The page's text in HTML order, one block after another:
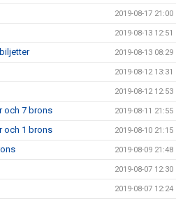
2019-08-17 21:00
2019-08-13 12:51
2019-08-13 08:29
2019-08-12 13:31
2019-08-12 12:53
och 7 brons 2019-08-11 21:55
och 1 brons 2019-08-10 21:15
2019-08-09 21:48
2019-08-07 12:30
2019-08-07 12:24